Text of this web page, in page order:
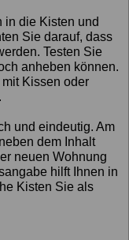
in die Kisten und
Sie darauf, dass
Testen Sie
anheben können.
Kissen oder
und eindeutig. Am
dem Inhalt
neuen Wohnung
hilft Ihnen in
Kisten Sie als